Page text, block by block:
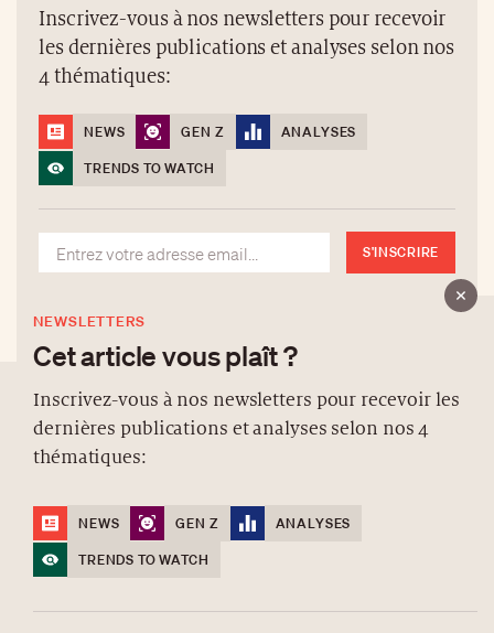
Inscrivez-vous à nos newsletters pour recevoir
les dernières publications et analyses selon nos
4 thématiques:
NEWS GEN Z
ANALYSES
TRENDS TO WATCH
S'INSCRIRE
NEWSLETTERS
Cet article vous plaît ?
Inscrivez-vous à nos newsletters pour recevoir les
dernières publications et analyses selon nos 4
thématiques:
NEWS GEN Z
ANALYSES
TRENDS TO WATCH
À PROPOS
PROTECTION DES DONNÉES
contact@luxurytribune.com